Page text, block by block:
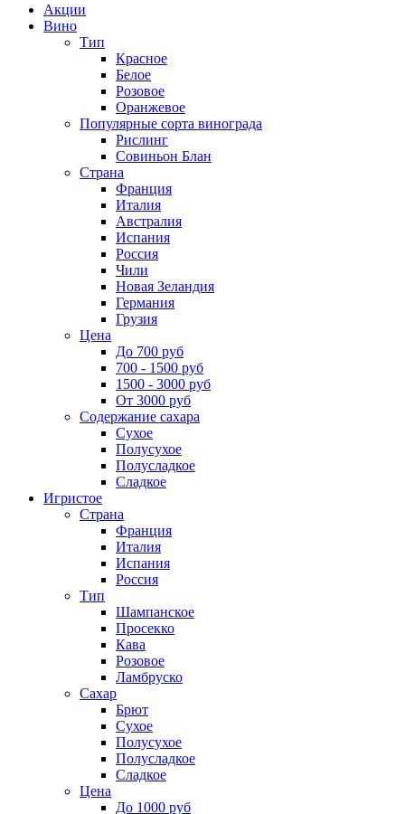
Акции
Вино
Тип
Красное
Белое
Розовое
Оранжевое
Популярные сорта винограда
Рислинг
Совиньон Блан
Страна
Франция
Италия
Австралия
Испания
Россия
Чили
Новая Зеландия
Германия
Грузия
Цена
До 700 руб
700 - 1500 руб
1500 - 3000 руб
От 3000 руб
Содержание сахара
Сухое
Полусухое
Полусладкое
Сладкое
Игристое
Страна
Франция
Италия
Испания
Россия
Тип
Шампанское
Просекко
Кава
Розовое
Ламбруско
Сахар
Брют
Сухое
Полусухое
Полусладкое
Сладкое
Цена
До 1000 руб